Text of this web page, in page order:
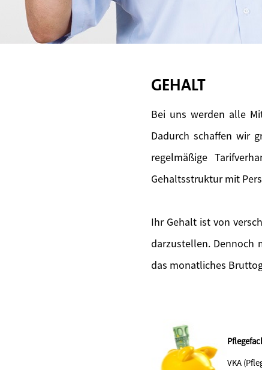
GEHALT
Bei uns werden alle
Dadurch schaffen wir
regelmäßige
Gehaltsstruktur mit
Ihr Gehalt ist von
darzustellen. Dennoch
das monatliches
VKA